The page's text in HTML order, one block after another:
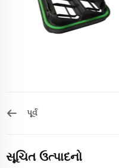
પૂર્વ
સૂચિત ઉત્પાદનો